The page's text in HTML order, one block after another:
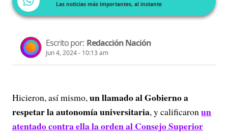
Las noticias más importantes, al instante
Escrito por: Redacción Nación
Jun 4, 2024 - 10:13 am
Hicieron, así mismo,un llamado al Gobierno a
respetar la autonomía universitaria, y calificaronun
atentado contra ella la orden al Consejo Superior